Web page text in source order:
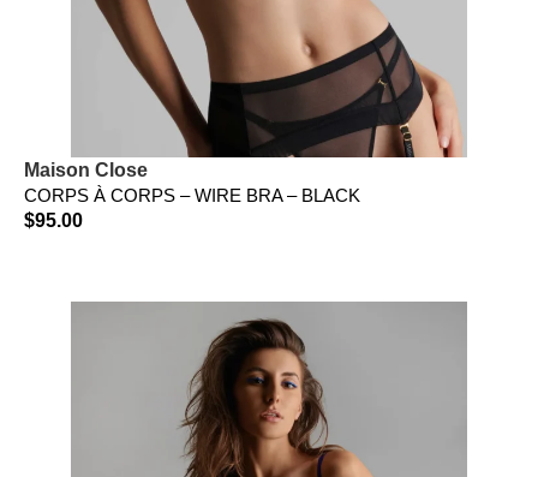
Maison Close
CORPS À CORPS – WIRE BRA – BLACK
$95.00